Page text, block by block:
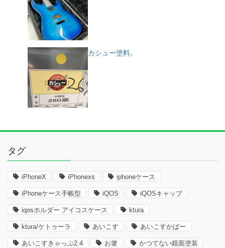
カシュー塗料。
タグ
iPhoneX iPhonexs iphoneケース
iPhoneケース手帳型 iQOS iQOSキャップ
iqosホルダー アイコスケース ktura
ktura/ケトゥーラ あいこす あいこすかばー
あいこすきゃっぷ2.4 お箸 かつてない鏡面塗装